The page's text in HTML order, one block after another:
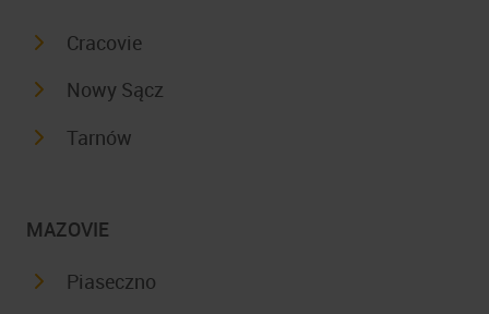
Cracovie
Nowy Sącz
Tarnów
MAZOVIE
Piaseczno